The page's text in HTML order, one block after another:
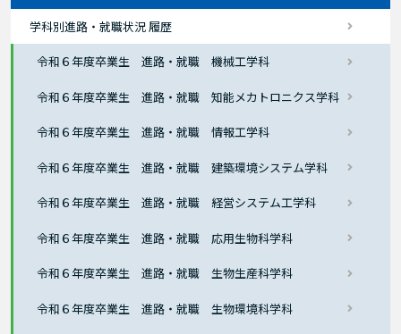
学科別進路・就職状況 履歴
令和６年度卒業生 進路・就職 機械工学科
令和６年度卒業生 進路・就職 知能メカトロニクス学科
令和６年度卒業生 進路・就職 情報工学科
令和６年度卒業生 進路・就職 建築環境システム学科
令和６年度卒業生 進路・就職 経営システム工学科
令和６年度卒業生 進路・就職 応用生物科学科
令和６年度卒業生 進路・就職 生物生産科学科
令和６年度卒業生 進路・就職 生物環境科学科